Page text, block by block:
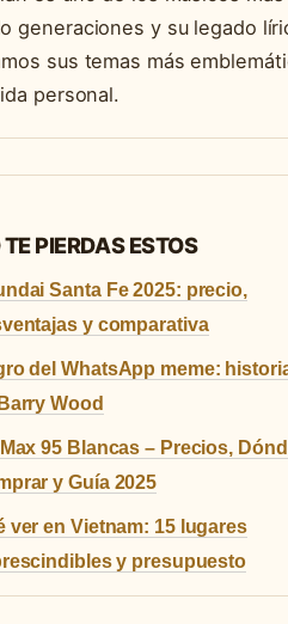
generaciones y su legado
sus temas más
personal.
TE PIERDAS ESTOS
Santa Fe 2025: precio,
y comparativa
del WhatsApp meme:
Wood
95 Blancas – Precios,
y Guía 2025
ver en Vietnam: 15 lugares
y presupuesto